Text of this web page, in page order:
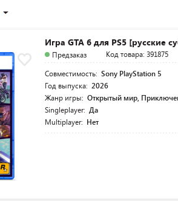
Игра GTA 6 для PS5 [русские
Предзаказ
Код товара: 391875
Совместимость: Sony PlayStation 5
Год выпуска: 2026
Жанр игры: Открытый мир,
Singleplayer: Да
Multiplayer: Нет